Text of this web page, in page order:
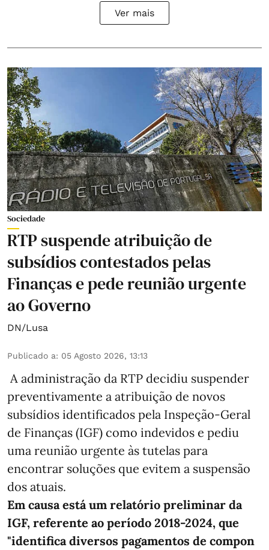
Ver mais
Sociedade
RTP suspende atribuição de
subsídios contestados pelas
Finanças e pede reunião urgente
ao Governo
DN/Lusa
Publicado a: 05 Agosto 2026, 13:13
A administração da RTP decidiu suspender
preventivamente a atribuição de novos
subsídios identificados pela Inspeção-Geral
de Finanças (IGF) como indevidos e pediu
uma reunião urgente às tutelas para
encontrar soluções que evitem a suspensão
dos atuais.
Em causa está um relatório preliminar da
IGF, referente ao período 2018-2024, que
"identifica diversos pagamentos de compon